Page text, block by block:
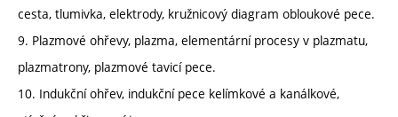
cesta, tlumivka, elektrody, kružnicový diagram obloukové pece.
9. Plazmové ohřevy, plazma, elementární procesy v plazmatu,
plazmatrony, plazmové tavicí pece.
10. Indukční ohřev, indukční pece kelímkové a kanálkové,